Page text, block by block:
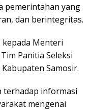
pemerintahan yang
dan berintegritas.
Menteri
Panitia Seleksi
Samosir.
terhadap informasi
mengenai